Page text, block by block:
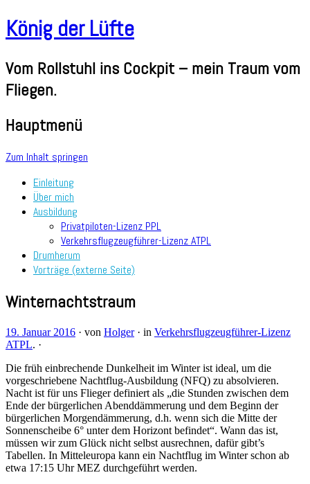
König der Lüfte
Vom Rollstuhl ins Cockpit – mein Traum vom
Fliegen.
Hauptmenü
Zum Inhalt springen
Einleitung
Über mich
Ausbildung
Privatpiloten-Lizenz PPL
Verkehrsflugzeugführer-Lizenz ATPL
Drumherum
Vorträge (externe Seite)
Winternachtstraum
19. Januar 2016 · von Holger · in Verkehrsflugzeugführer-Lizenz
ATPL. ·
Die früh einbrechende Dunkelheit im Winter ist ideal, um die
vorgeschriebene Nachtflug-Ausbildung (NFQ) zu absolvieren.
Nacht ist für uns Flieger definiert als „die Stunden zwischen dem
Ende der bürgerlichen Abenddämmerung und dem Beginn der
bürgerlichen Morgendämmerung, d.h. wenn sich die Mitte der
Sonnenscheibe 6° unter dem Horizont befindet“. Wann das ist,
müssen wir zum Glück nicht selbst ausrechnen, dafür gibt’s
Tabellen. In Mitteleuropa kann ein Nachtflug im Winter schon ab
etwa 17:15 Uhr MEZ durchgeführt werden.